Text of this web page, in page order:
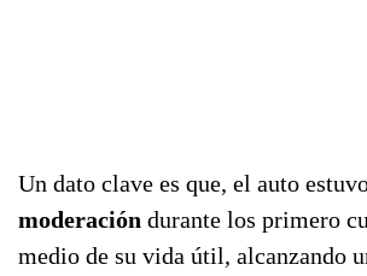
Un dato clave es que, el auto
moderación durante los primero
medio de su vida útil, alcanzando